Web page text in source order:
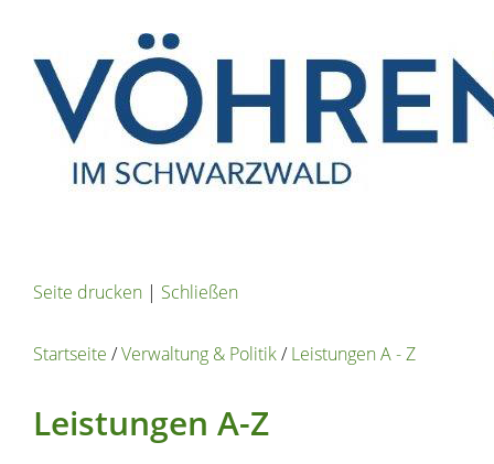
Seite drucken | Schließen
Startseite /Verwaltung & Politik/Leistungen A - Z
Leistungen A-Z